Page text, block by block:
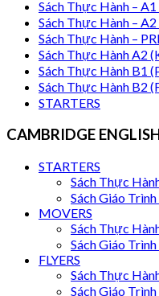
Sách Thực Hành –
Sách Thực Hành – A2
Sách Thực Hành –
Sách Thực Hành A2
Sách Thực Hành B1
Sách Thực Hành B2
STARTERS
CAMBRIDGE
STARTERS
Sách Thực
Sách Giáo Trình
MOVERS
Sách Thực
Sách Giáo
FLYERS
Sách Thực
Sách Giáo Trình